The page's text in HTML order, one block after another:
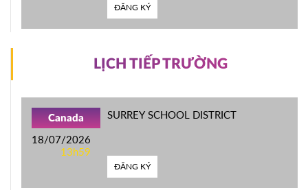
ĐĂNG KÝ
LỊCH TIẾP TRƯỜNG
Canada
18/07/2026
13h59
SURREY SCHOOL DISTRICT
ĐĂNG KÝ